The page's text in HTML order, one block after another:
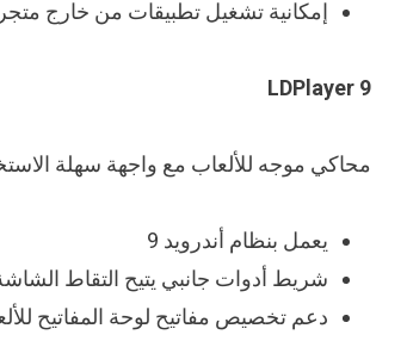
إمكانية تشغيل تطبيقات من خارج متجر Play
LDPlayer 9
محاكي موجه للألعاب مع واجهة سهلة
يعمل بنظام أندرويد 9
شريط أدوات جانبي يتيح التقاط
دعم تخصيص مفاتيح لوحة المفاتيح